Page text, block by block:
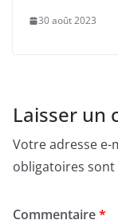
30 août 2023
Laisser un
Votre adresse e-
obligatoires sont
Commentaire*